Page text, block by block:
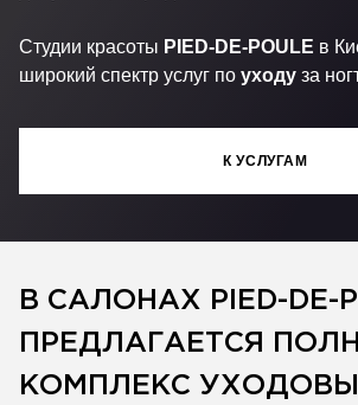
Студии красоты PIED-DE-POULE в
широкий спектр услуг по уходу за
К УСЛУГАМ
В САЛОНАХ
PIED-DE-
ПРЕДЛАГАЕТСЯ
КОМПЛЕКС